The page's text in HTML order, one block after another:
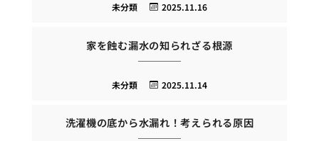
2025.11.16
未分類
家を蝕む漏水の知られざる根源
2025.11.14
未分類
洗濯機の底から水漏れ！考えられる原因